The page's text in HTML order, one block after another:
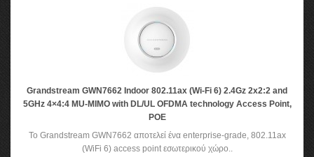
Grandstream GWN7662 Indoor 802.11ax (Wi-Fi 6) 2.4Gz 2x2:2 and
5GHz 4×4:4 MU-MIMO with DL/UL OFDMA technology Access Point,
POE
To Grandstream GWN7662 αποτελεί ένα enterprise-grade, 802.11ax
(WiFi 6) access point εσωτερικού χώρο..